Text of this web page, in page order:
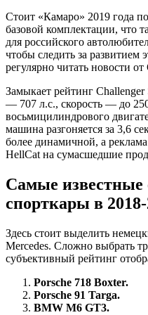
Стоит «Камаро» 2019 года
базовой комплектации, что
для российского
чтобы следить за развитием
регулярно читать новости от
Замыкает рейтинг
— 707 л.с., скорость — до
восьмицилиндрового
машина разгоняется за 3,6
более динамичной, а
HellCat на сумасшедшие
Самые известные
спорткары в 2018-
Здесь стоит выделить
Mercedes. Сложно выбрать
субъективный рейтинг
Porsche 718 Boxter.
Porsche 91 Targa.
BMW M6 GT3.